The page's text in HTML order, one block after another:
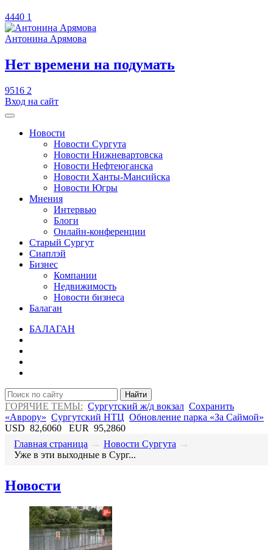
4440 1
Антонина Арямова
​Нет времени на подумать
9516 2
Вход на сайт
Новости
Новости Сургута
Новости Нижневартовска
Новости Нефтеюганска
Новости Ханты-Мансийска
Новости Югры
Мнения
Интервью
Блоги
Онлайн-конференции
Старый Сургут
Сиаплэй
Бизнес
Компании
Недвижимость
Новости бизнеса
Балаган
БАЛАГАН
Найти
ГОРЯЧИЕ ТЕМЫ: Сургутский ж/д вокзал Сохранить
«Аврору» Сургутский НТЦ Обновление парка «За Саймой»
USD 82,6060 EUR 95,2860
Главная страница → Новости Сургута →
​Уже в эти выходные в Сург...
Новости